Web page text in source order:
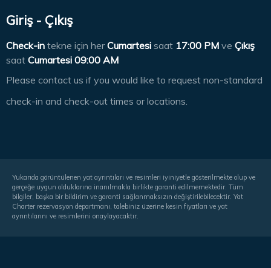
Giriş - Çıkış
Check-in tekne için herCumartesi saat 17:00 PM ve Çıkış
saat Cumartesi 09:00 AM
Please contact us if you would like to request non-standard
check-in and check-out times or locations.
Yukarıda görüntülenen yat ayrıntıları ve resimleri iyiniyetle gösterilmekte olup ve
gerçeğe uygun olduklarına inanılmakla birlikte garanti edilmemektedir. Tüm
bilgiler, başka bir bildirim ve garanti sağlanmaksızın değiştirilebilecektir. Yat
Charter rezervasyon departmanı, talebiniz üzerine kesin fiyatları ve yat
ayrıntılarını ve resimlerini onaylayacaktır.